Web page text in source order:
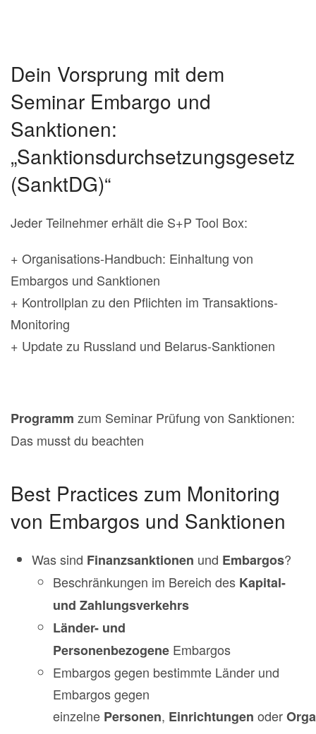
Dein Vorsprung mit dem
Seminar Embargo und
Sanktionen:
„Sanktionsdurchsetzungsgesetz
(SanktDG)“
Jeder Teilnehmer erhält die S+P Tool Box:
+ Organisations-Handbuch: Einhaltung von
Embargos und Sanktionen
+ Kontrollplan zu den Pflichten im Transaktions-
Monitoring
+ Update zu Russland und Belarus-Sanktionen
Programm zum Seminar Prüfung von Sanktionen:
Das musst du beachten
Best Practices zum Monitoring
von Embargos und Sanktionen
Was sind Finanzsanktionen und Embargos?
Beschränkungen im Bereich des Kapital-
und Zahlungsverkehrs
Länder- und
Personenbezogene Embargos
Embargos gegen bestimmte Länder und
Embargos gegen
einzelne Personen, Einrichtungen oder